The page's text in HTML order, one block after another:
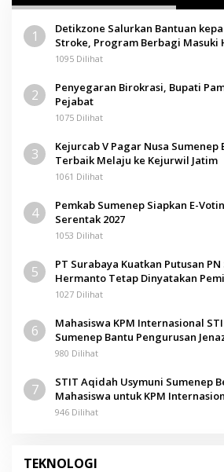
1
Detikzone Salurkan Bantuan
Stroke, Program Berbagi Masuki
1095 Dilihat
2
Penyegaran Birokrasi, Bupati
Pejabat
1075 Dilihat
3
Kejurcab V Pagar Nusa
Terbaik Melaju ke Kejurwil Jatim
1061 Dilihat
4
Pemkab Sumenep Siapkan E-
Serentak 2027
1053 Dilihat
5
PT Surabaya Kuatkan Putusan
Hermanto Tetap Dinyatakan
Pamolokan
1027 Dilihat
6
Mahasiswa KPM Internasional
Sumenep Bantu Pengurusan
980 Dilihat
7
STIT Aqidah Usymuni Sumenep
Mahasiswa untuk KPM
946 Dilihat
TEKNOLOGI